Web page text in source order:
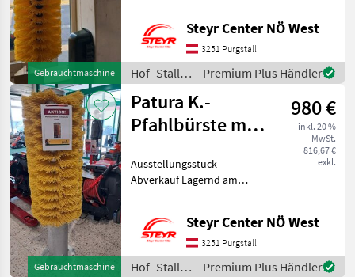
Gebrauchtmaschine
Stall- und Weidetechnik
Geräte für Tierhaltung und
Tierpflege
Steyr Center NÖ West
3251 Purgstall
Hof- Stall-
und
Weidetechnik
/ Patura
Premium Plus Händler
Gebrauchtmaschine
Patura K.-
Pfahlbürste mit
980 €
inkl. 20 %
MwSt.
816,67 €
exkl.
Ausstellungsstück
Abverkauf Lagernd am
Stall- und Weidetechnik
Geräte für Tierhaltung und
Tierpflege
Steyr Center NÖ West
3251 Purgstall
Hof- Stall-
Premium Plus Händler